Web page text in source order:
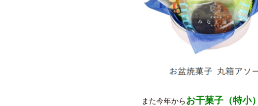
また今年からお干菓子（特小）